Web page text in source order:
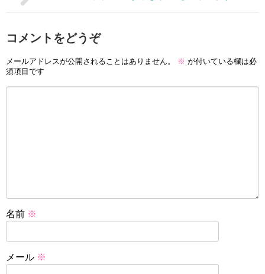
コメントをどうぞ
メールアドレスが公開されることはありません。 ※ が付いている欄は必
須項目です
名前 ※
メール ※